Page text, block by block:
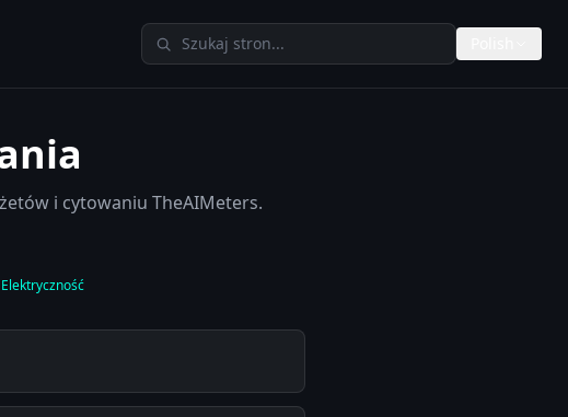
Szukaj w TheAIMeters
i cytowaniu TheAIMeters.
Elektryczność